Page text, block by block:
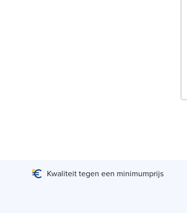
Kwaliteit tegen een minimumprijs